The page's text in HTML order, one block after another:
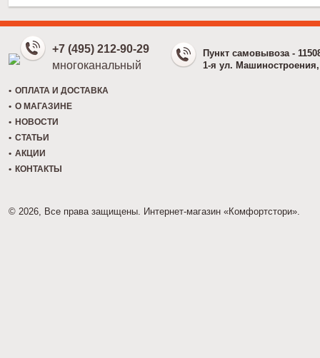
+7 (495) 212-90-29
многоканальный
Пункт самовывоза -
1-я ул.
ОПЛАТА И ДОСТАВКА
О МАГАЗИНЕ
НОВОСТИ
СТАТЬИ
АКЦИИ
КОНТАКТЫ
© 2026, Все права защищены. Интернет-магазин «Комфортстори».